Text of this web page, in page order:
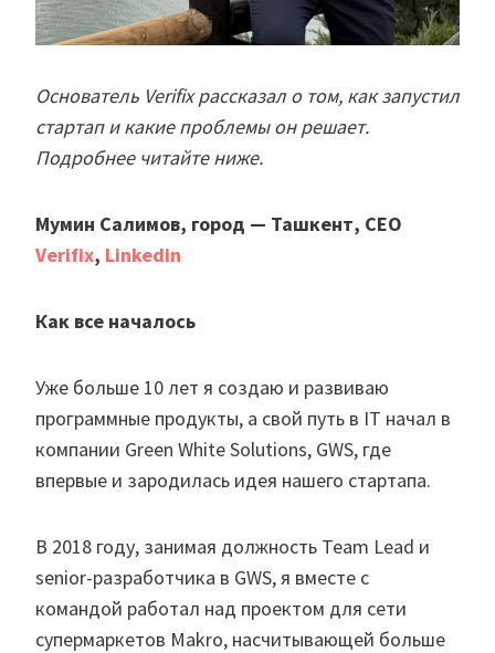
Основатель Verifix рассказал о том, как запустил
стартап и какие проблемы он решает.
Подробнее читайте ниже.
Мумин Салимов, город — Ташкент, CEO
Verifix, Linkedin
Как все началось
Уже больше 10 лет я создаю и развиваю
программные продукты, а свой путь в IT начал в
компании Green White Solutions, GWS, где
впервые и зародилась идея нашего стартапа.
В 2018 году, занимая должность Team Lead и
senior-разработчика в GWS, я вместе с
командой работал над проектом для сети
супермаркетов Makro, насчитывающей больше